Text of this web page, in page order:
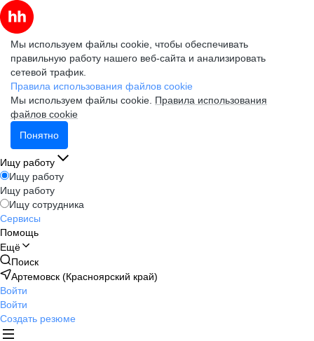
Мы используем файлы cookie, чтобы обеспечивать
правильную работу нашего веб-сайта и анализировать
сетевой трафик.
Правила использования файлов cookie
Мы используем файлы cookie. Правила использования
файлов cookie
Понятно
Ищу работу
Ищу работу
Ищу работу
Ищу сотрудника
Сервисы
Помощь
Ещё
Поиск
Артемовск (Красноярский край)
Войти
Войти
Создать резюме